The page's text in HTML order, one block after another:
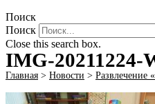
Поиск
Поиск
Close this search box.
IMG-20211224-
Главная > Новости > Развлечение